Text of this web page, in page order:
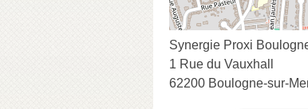
Synergie Proxi
1 Rue du Vauxhall
62200 Boulogne-sur-